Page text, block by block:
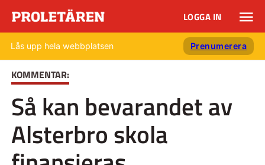
LOGGA IN
Lås upp hela webbplatsen Prenumerera
KOMMENTAR:
Så kan bevarandet av
Alsterbro skola